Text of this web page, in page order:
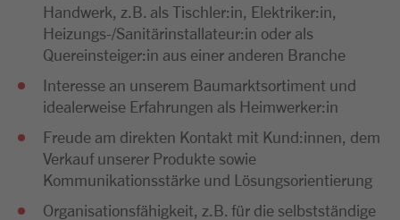
Handwerk, z.B. als Tischler:in, Elektriker:in,
Heizungs-/Sanitärinstallateur:in oder als
Quereinsteiger:in aus einer anderen Branche
Interesse an unserem Baumarktsortiment und
idealerweise Erfahrungen als Heimwerker:in
Freude am direkten Kontakt mit Kund:innen, dem
Verkauf unserer Produkte sowie
Kommunikationsstärke und Lösungsorientierung
Organisationsfähigkeit, z.B. für die selbstständige